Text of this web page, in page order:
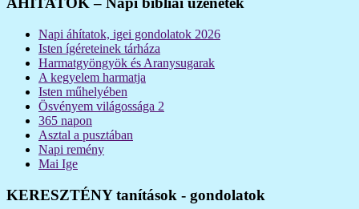
Napi áhítatok, igei gondolatok 2026
Isten ígéreteinek tárháza
Harmatgyöngyök és Aranysugarak
A kegyelem harmatja
Isten műhelyében
Ösvényem világossága 2
365 napon
Asztal a pusztában
Napi remény
Mai Ige
KERESZTÉNY tanítások - gondolatok